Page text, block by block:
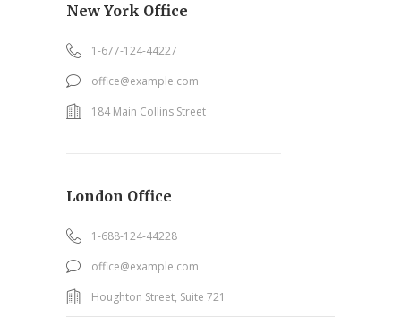
New York Office
1-677-124-44227
office@example.com
184 Main Collins Street
London Office
1-688-124-44228
office@example.com
Houghton Street, Suite 721